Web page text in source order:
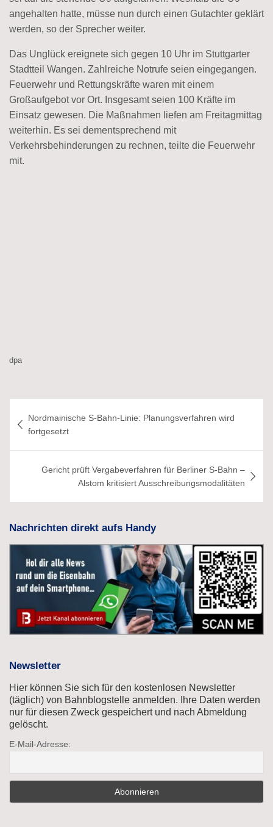
angehalten hatte, müsse nun durch einen Gutachter geklärt
werden, so der Sprecher weiter.
Das Unglück ereignete sich gegen 10 Uhr im Stuttgarter
Stadtteil Wangen. Zahlreiche Notrufe seien eingegangen.
Feuerwehr und Rettungskräfte waren mit einem
Großaufgebot vor Ort. Insgesamt seien 100 Kräfte im
Einsatz gewesen. Die Maßnahmen liefen am Freitagmittag
weiterhin. Es sei dementsprechend mit
Verkehrsbehinderungen zu rechnen, teilte die Feuerwehr
mit.
dpa
Nordmainische S-Bahn-Linie: Planungsverfahren wird
fortgesetzt
Gericht prüft Vergabeverfahren für Berliner S-Bahn –
Alstom kritisiert Ausschreibungsmodalitäten
Nachrichten direkt aufs Handy
Newsletter
Hier können Sie sich für den kostenlosen Newsletter
(täglich) von Bahnblogstelle anmelden. Ihre Daten werden
nur für diesen Zweck gespeichert und nach Abmeldung
gelöscht.
E-Mail-Adresse: